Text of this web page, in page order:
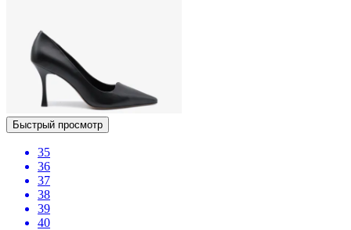
Быстрый просмотр
35
36
37
38
39
40